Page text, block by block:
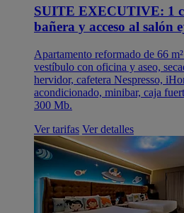
SUITE EXECUTIVE: 1
bañera y acceso al salón
Apartamento reformado de 66
vestíbulo con oficina y aseo,
hervidor, cafetera Nespresso,
acondicionado, minibar, caja
300 Mb.
Ver tarifas Ver detalles